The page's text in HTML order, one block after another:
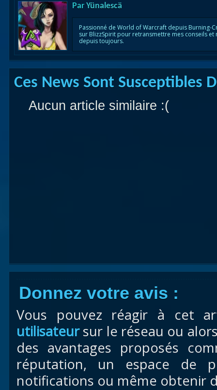
Par Yünalescä
Passionné de World of Warcraft depuis Burning-
sur BlizzSpirit pour retransmettre mes conseils
depuis toujours.
Ces News Sont Susceptibles
Aucun article similaire :(
Donnez votre avis :
Vous pouvez réagir à cet
utilisateursur le réseau ou
des avantages proposés
réputation, un espace de
notifications ou même obtenir